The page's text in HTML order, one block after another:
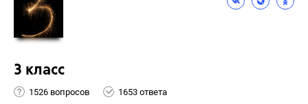
3 класс
1526 вопросов 1653 ответа